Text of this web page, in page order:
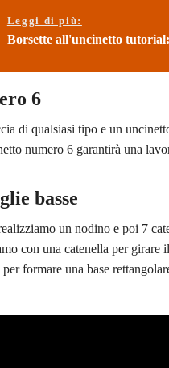
Leggi di più:
Borsette all'uncinetto
6
di qualsiasi tipo e un
numero 6 garantirà una
basse
un nodino e poi 7
con una catenella per
formare una base